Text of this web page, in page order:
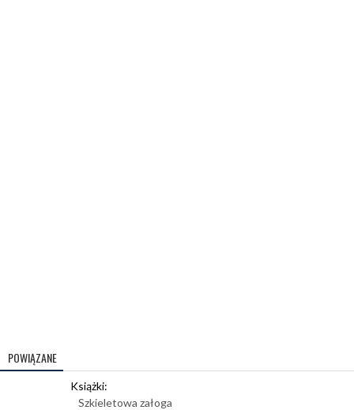
POWIĄZANE
Książki:
Szkieletowa załoga